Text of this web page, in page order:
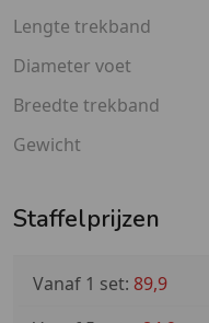
Lengte trekband
Diameter voet
Breedte trekband
Gewicht
Staffelprijzen
Vanaf 1 set: 89,9